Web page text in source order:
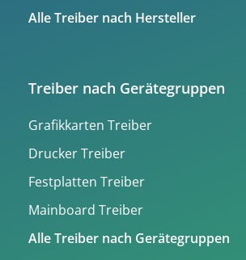
Alle Treiber nach Hersteller
Treiber nach Gerätegruppen
Grafikkarten Treiber
Drucker Treiber
Festplatten Treiber
Mainboard Treiber
Alle Treiber nach Gerätegruppen